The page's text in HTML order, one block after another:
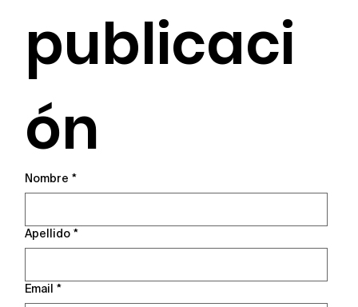
publicaci
ón
Nombre *
Apellido *
Email *